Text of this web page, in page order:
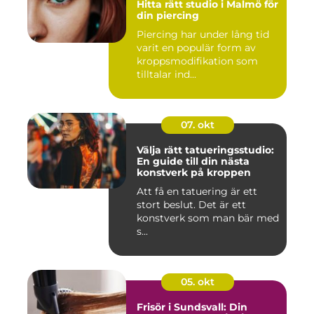
Hitta rätt studio i Malmö för
din piercing
Piercing har under lång tid
varit en populär form av
kroppsmodifikation som
tilltalar ind...
07. okt
Välja rätt tatueringsstudio:
En guide till din nästa
konstverk på kroppen
Att få en tatuering är ett
stort beslut. Det är ett
konstverk som man bär med
s...
05. okt
Frisör i Sundsvall: Din